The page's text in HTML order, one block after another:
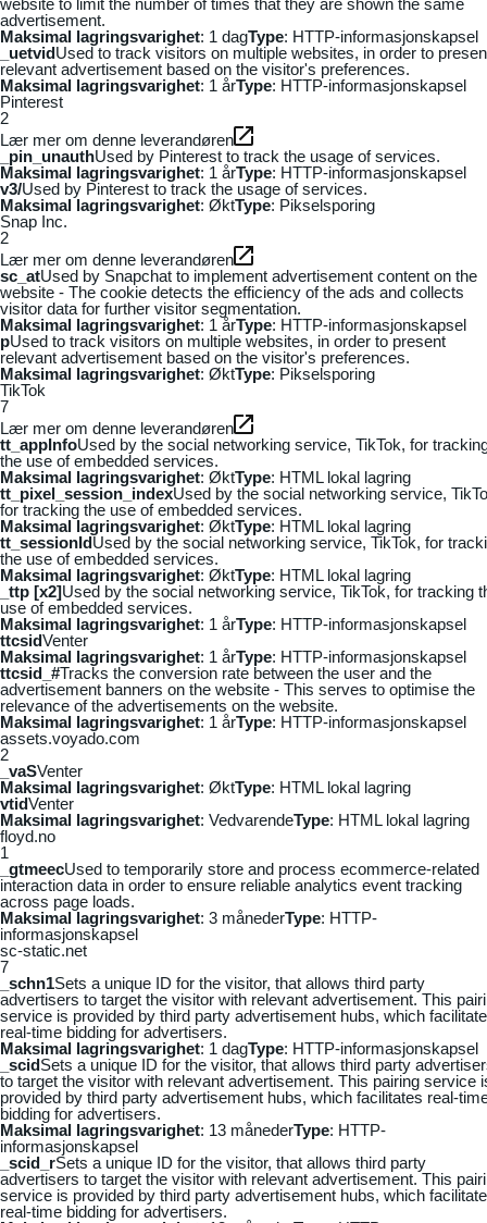
advertisement.
Maksimal lagringsvarighet: 1 dagType: HTTP-informasjonskapsel
_uetvidUsed to track visitors on multiple websites, in order to
relevant advertisement based on the visitor's preferences.
Maksimal lagringsvarighet: 1 årType: HTTP-informasjonskapsel
Pinterest
2
Lær mer om denne leverandøren
_pin_unauthUsed by Pinterest to track the usage of services.
Maksimal lagringsvarighet: 1 årType: HTTP-informasjonskapsel
v3/Used by Pinterest to track the usage of services.
Maksimal lagringsvarighet: ØktType: Pikselsporing
Snap Inc.
2
Lær mer om denne leverandøren
sc_atUsed by Snapchat to implement advertisement content on the
website - The cookie detects the efficiency of the ads and collects
visitor data for further visitor segmentation.
Maksimal lagringsvarighet: 1 årType: HTTP-informasjonskapsel
pUsed to track visitors on multiple websites, in order to present
relevant advertisement based on the visitor's preferences.
Maksimal lagringsvarighet: ØktType: Pikselsporing
TikTok
7
Lær mer om denne leverandøren
tt_appInfoUsed by the social networking service, TikTok, for
the use of embedded services.
Maksimal lagringsvarighet: ØktType: HTML lokal lagring
tt_pixel_session_indexUsed by the social networking service,
for tracking the use of embedded services.
Maksimal lagringsvarighet: ØktType: HTML lokal lagring
tt_sessionIdUsed by the social networking service, TikTok, for
the use of embedded services.
Maksimal lagringsvarighet: ØktType: HTML lokal lagring
_ttp [x2]Used by the social networking service, TikTok, for tracking
use of embedded services.
Maksimal lagringsvarighet: 1 årType: HTTP-informasjonskapsel
ttcsidVenter
Maksimal lagringsvarighet: 1 årType: HTTP-informasjonskapsel
ttcsid_#Tracks the conversion rate between the user and the
advertisement banners on the website - This serves to optimise the
relevance of the advertisements on the website.
Maksimal lagringsvarighet: 1 årType: HTTP-informasjonskapsel
assets.voyado.com
2
_vaSVenter
Maksimal lagringsvarighet: ØktType: HTML lokal lagring
vtidVenter
Maksimal lagringsvarighet: VedvarendeType: HTML lokal lagring
floyd.no
1
_gtmeecUsed to temporarily store and process ecommerce-related
interaction data in order to ensure reliable analytics event tracking
across page loads.
Maksimal lagringsvarighet: 3 månederType: HTTP-
informasjonskapsel
sc-static.net
7
_schn1Sets a unique ID for the visitor, that allows third party
advertisers to target the visitor with relevant advertisement. This
service is provided by third party advertisement hubs, which
real-time bidding for advertisers.
Maksimal lagringsvarighet: 1 dagType: HTTP-informasjonskapsel
_scidSets a unique ID for the visitor, that allows third party
to target the visitor with relevant advertisement. This pairing service
provided by third party advertisement hubs, which facilitates real-
bidding for advertisers.
Maksimal lagringsvarighet: 13 månederType: HTTP-
informasjonskapsel
_scid_rSets a unique ID for the visitor, that allows third party
advertisers to target the visitor with relevant advertisement. This
service is provided by third party advertisement hubs, which
real-time bidding for advertisers.